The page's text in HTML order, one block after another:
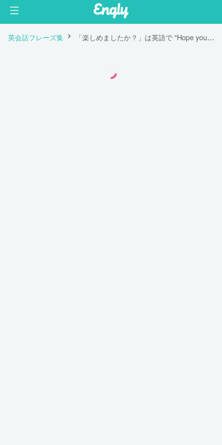
英会話フレーズ集 「楽しめましたか？」は英語で "Hope you had a good time."